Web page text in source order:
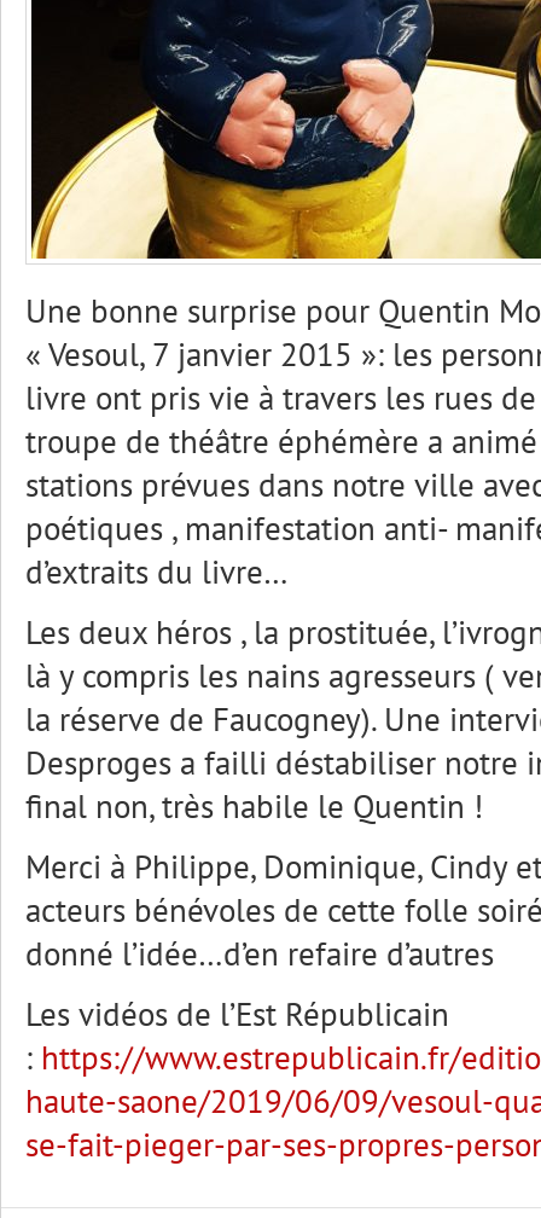
Une bonne surprise pour Quentin
« Vesoul, 7 janvier 2015 »: les
livre ont pris vie à travers les rues
troupe de théâtre éphémère a
stations prévues dans notre ville
poétiques , manifestation anti-
d’extraits du livre…
Les deux héros , la prostituée,
là y compris les nains agresseurs (
la réserve de Faucogney). Une
Desproges a failli déstabiliser notre
final non, très habile le Quentin !
Merci à Philippe, Dominique, Cindy
acteurs bénévoles de cette folle
donné l’idée…d’en refaire d’autres
Les vidéos de l’Est Républicain
: https://www.estrepublicain.fr/
haute-saone/2019/06/09/vesoul-
se-fait-pieger-par-ses-propres-